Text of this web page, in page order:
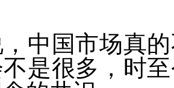
中国市场真
是很多，时